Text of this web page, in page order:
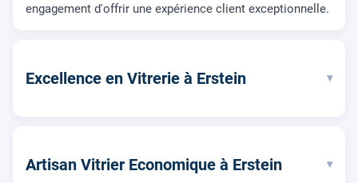
engagement d'offrir une expérience client exceptionnelle.
Excellence en Vitrerie à Erstein ▾
Artisan Vitrier Economique à Erstein ▾